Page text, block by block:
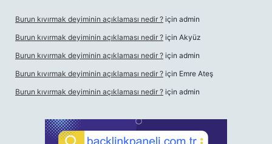
Burun kıvırmak deyiminin açıklaması nedir ? için admin
Burun kıvırmak deyiminin açıklaması nedir ? için Akyüz
Burun kıvırmak deyiminin açıklaması nedir ? için admin
Burun kıvırmak deyiminin açıklaması nedir ? için Emre Ateş
Burun kıvırmak deyiminin açıklaması nedir ? için admin